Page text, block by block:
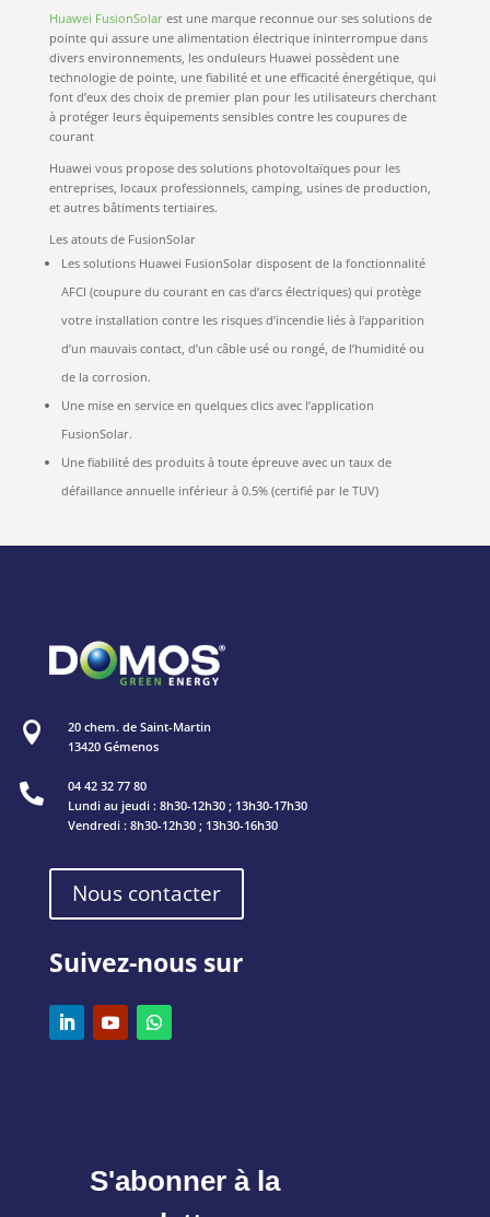
Huawei FusionSolarest une marque reconnue our ses solutions de
pointe qui assure une alimentation électrique ininterrompue dans
divers environnements, les onduleurs Huawei possèdent une
technologie de pointe, une fiabilité et une efficacité énergétique, qui
font d’eux des choix de premier plan pour les utilisateurs cherchant
à protéger leurs équipements sensibles contre les coupures de
courant
Huawei vous propose des solutions photovoltaïques pour les
entreprises, locaux professionnels, camping, usines de production,
et autres bâtiments tertiaires.
Les atouts de FusionSolar
Les solutions Huawei FusionSolar disposent de la fonctionnalité
AFCI (coupure du courant en cas d’arcs électriques) qui protège
votre installation contre les risques d’incendie liés à l’apparition
d’un mauvais contact, d’un câble usé ou rongé, de l’humidité ou
de la corrosion.
Une mise en service en quelques clics avec l’application
FusionSolar.
Une fiabilité des produits à toute épreuve avec un taux de
défaillance annuelle inférieur à 0.5% (certifié par le TUV)

20 chem. de Saint-Martin
13420 Gémenos

04 42 32 77 80
Lundi au jeudi : 8h30-12h30 ; 13h30-17h30
Vendredi : 8h30-12h30 ; 13h30-16h30
Nous contacter
Suivez-nous sur
S'abonner à la